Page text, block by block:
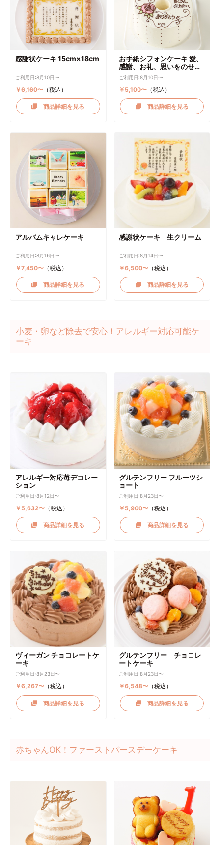
感謝状ケーキ 15cm×18cm
ご利用日:8月10日〜
￥6,160〜（税込）
商品詳細を見る
お手紙シフォンケーキ 愛、
感謝、お礼、思いをのせて
直径17cm
ご利用日:8月10日〜
￥5,100〜 （税込）
商品詳細を見る
アルバムキャレケーキ
ご利用日:8月16日〜
￥7,450〜（税込）
商品詳細を見る
感謝状ケーキ 生クリーム
ご利用日:8月14日〜
￥6,500〜 （税込）
商品詳細を見る
小麦・卵など除去で安心！アレルギー対応可能ケ
ーキ
アレルギー対応苺デコレー
ション
ご利用日:8月12日〜
￥5,632〜（税込）
商品詳細を見る
グルテンフリー フルーツシ
ョート
ご利用日:8月23日〜
￥5,900〜 （税込）
商品詳細を見る
ヴィーガン チョコレートケ
ーキ
ご利用日:8月23日〜
￥6,267〜（税込）
商品詳細を見る
グルテンフリー チョコレ
ートケーキ
ご利用日:8月23日〜
￥6,548〜 （税込）
商品詳細を見る
赤ちゃんOK！ファーストバースデーケーキ